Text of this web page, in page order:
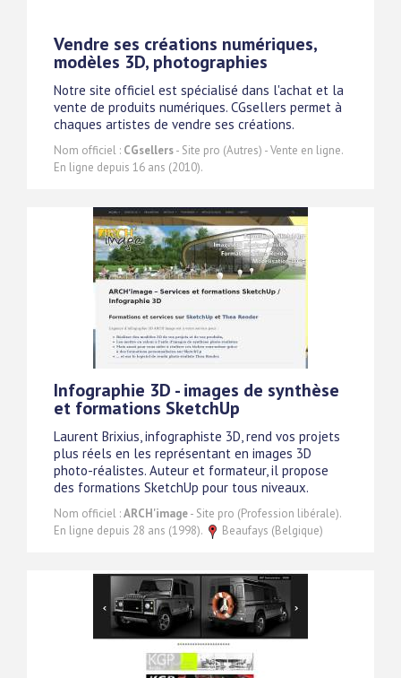
Vendre ses créations numériques,
modèles 3D, photographies
Notre site officiel est spécialisé dans l'achat et la
vente de produits numériques. CGsellers permet à
chaques artistes de vendre ses créations.
Nom officiel : CGsellers- Site pro (Autres) - Vente en ligne.
En ligne depuis 16 ans (2010).
Infographie 3D - images de synthèse
et formations SketchUp
Laurent Brixius, infographiste 3D, rend vos projets
plus réels en les représentant en images 3D
photo-réalistes. Auteur et formateur, il propose
des formations SketchUp pour tous niveaux.
Nom officiel :ARCH'image- Site pro (Profession libérale).
En ligne depuis 28 ans (1998).
Beaufays (Belgique)